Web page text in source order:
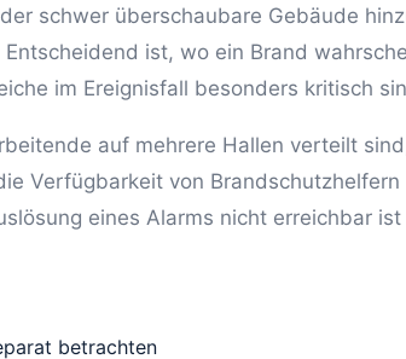
schwer überschaubare Gebäude
ist, wo ein Brand
im Ereignisfall besonders kritisch
auf mehrere Hallen verteilt
Verfügbarkeit von
eines Alarms nicht erreichbar
betrachten